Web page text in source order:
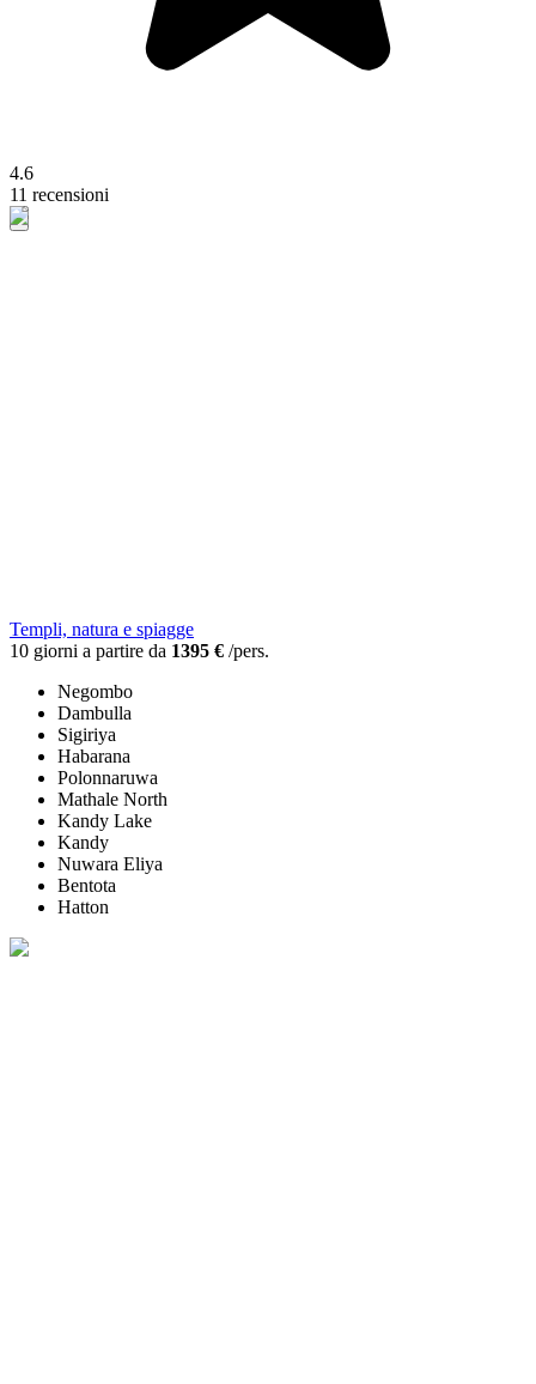
4.6
11 recensioni
Templi, natura e spiagge
10 giorni a partire da 1395 € /pers.
Negombo
Dambulla
Sigiriya
Habarana
Polonnaruwa
Mathale North
Kandy Lake
Kandy
Nuwara Eliya
Bentota
Hatton